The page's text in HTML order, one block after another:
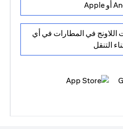
في المطارات في أي
التنقل